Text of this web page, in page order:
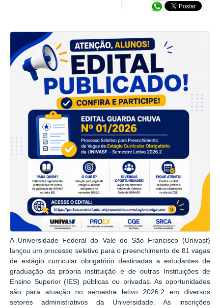
Compartilhar no
A Universidade Federal do Vale do São Francisco (Univasf)
lançou um processo seletivo para o preenchimento de 81 vagas
de estágio curricular obrigatório destinadas a estudantes de
graduação da própria instituição e de outras Instituições de
Ensino Superior (IES) públicas ou privadas. As oportunidades
são para atuação no semestre letivo 2026.2 em diversos
setores administrativos da Universidade. As inscrições